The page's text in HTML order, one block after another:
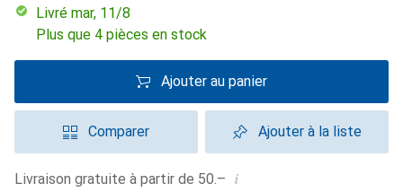
Livré mar, 11/8
Plus que 4 pièces en stock
Ajouter au panier
Comparer Ajouter à la liste
Livraison gratuite à partir de 50.– i